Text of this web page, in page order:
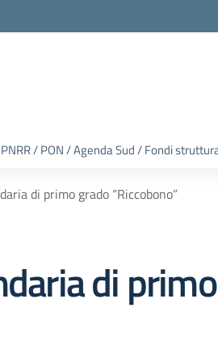
PNRR / PON / Agenda Sud / Fondi
di primo grado “Riccobono”
di